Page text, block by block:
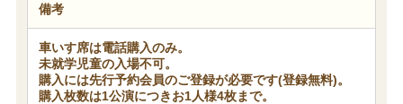
備考
車いす席は電話購入のみ。
未就学児童の入場不可。
購入には先行予約会員のご登録が必要です(登録無料)。
購入枚数は1公演につきお1人様4枚まで。